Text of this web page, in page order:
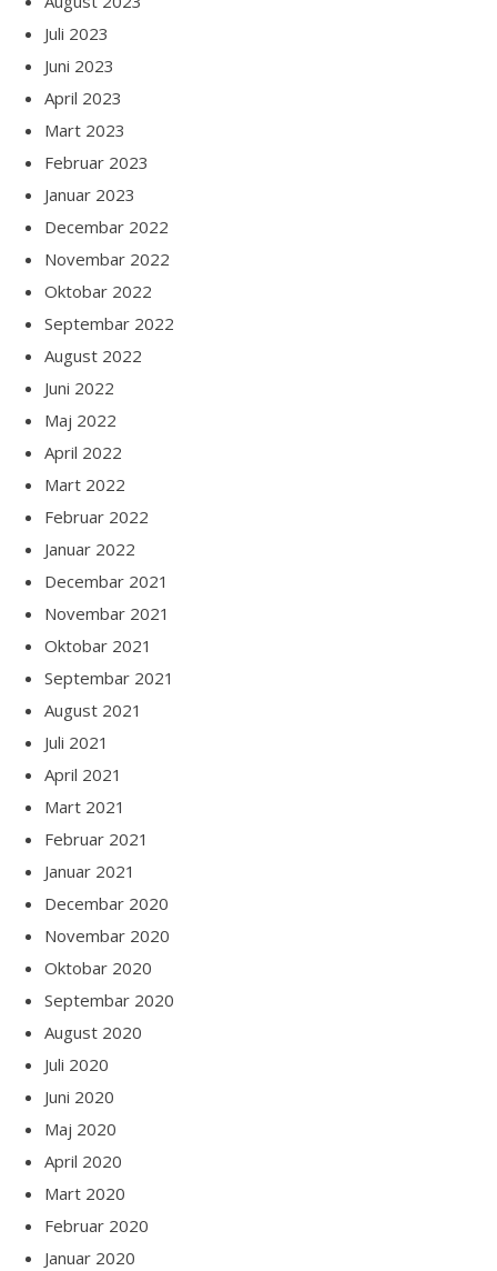
Juli 2023
Juni 2023
April 2023
Mart 2023
Februar 2023
Januar 2023
Decembar 2022
Novembar 2022
Oktobar 2022
Septembar 2022
August 2022
Juni 2022
Maj 2022
April 2022
Mart 2022
Februar 2022
Januar 2022
Decembar 2021
Novembar 2021
Oktobar 2021
Septembar 2021
August 2021
Juli 2021
April 2021
Mart 2021
Februar 2021
Januar 2021
Decembar 2020
Novembar 2020
Oktobar 2020
Septembar 2020
August 2020
Juli 2020
Juni 2020
Maj 2020
April 2020
Mart 2020
Februar 2020
Januar 2020